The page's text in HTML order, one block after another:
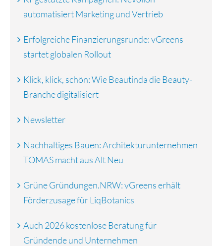
automatisiert Marketing und Vertrieb
Erfolgreiche Finanzierungsrunde: vGreens
startet globalen Rollout
Klick, klick, schön: Wie Beautinda die Beauty-
Branche digitalisiert
Newsletter
Nachhaltiges Bauen: Architekturunternehmen
TOMAS macht aus Alt Neu
Grüne Gründungen.NRW: vGreens erhält
Förderzusage für LiqBotanics
Auch 2026 kostenlose Beratung für
Gründende und Unternehmen